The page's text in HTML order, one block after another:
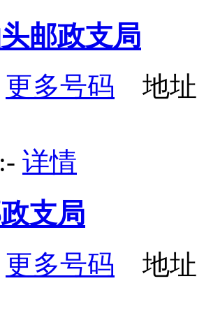
邮政支局
更多号码 地址
详情
支局
更多号码 地址